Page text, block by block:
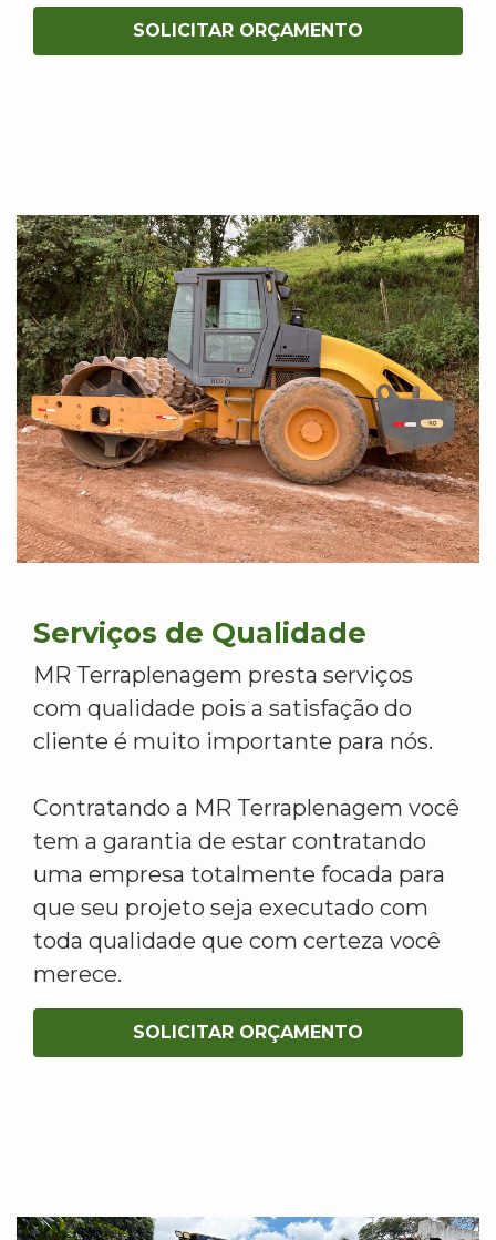
SOLICITAR ORÇAMENTO
Serviços de Qualidade
MR Terraplenagem presta serviços
com qualidade pois a satisfação do
cliente é muito importante para nós.
Contratando a MR Terraplenagem você
tem a garantia de estar contratando
uma empresa totalmente focada para
que seu projeto seja executado com
toda qualidade que com certeza você
merece.
SOLICITAR ORÇAMENTO